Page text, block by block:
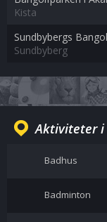
Kista
Sundbybergs
Sundbyberg
Aktiviteter i
Badhus
Badminton